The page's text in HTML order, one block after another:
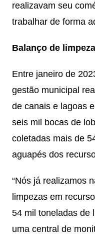
realizavam seu
trabalhar de forma
Balanço de limpeza
Entre janeiro de
gestão municipal
de canais e lagoas
seis mil bocas de
coletadas mais de
aguapés dos
“Nós já realizamos
limpezas em
54 mil toneladas de
uma central de